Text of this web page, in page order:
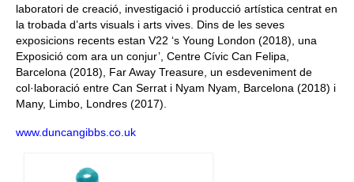
laboratori de creació, investigació i producció artística centrat en
la trobada d’arts visuals i arts vives. Dins de les seves
exposicions recents estan V22 ‘s Young London (2018), una
Exposició com ara un conjur’, Centre Cívic Can Felipa,
Barcelona (2018), Far Away Treasure, un esdeveniment de
col·laboració entre Can Serrat i Nyam Nyam, Barcelona (2018) i
Many, Limbo, Londres (2017).
www.duncangibbs.co.uk